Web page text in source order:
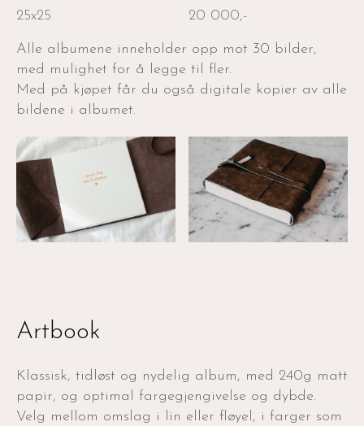
25x25 20 000,-
Alle albumene inneholder opp mot 30 bilder,
med mulighet for å legge til fler.
Med på kjøpet får du også digitale kopier av alle
bildene i albumet.
Artbook
Klassisk, tidløst og nydelig album, med 240g matt
papir, og optimal fargegjengivelse og dybde.
Velg mellom omslag i lin eller fløyel, i farger som